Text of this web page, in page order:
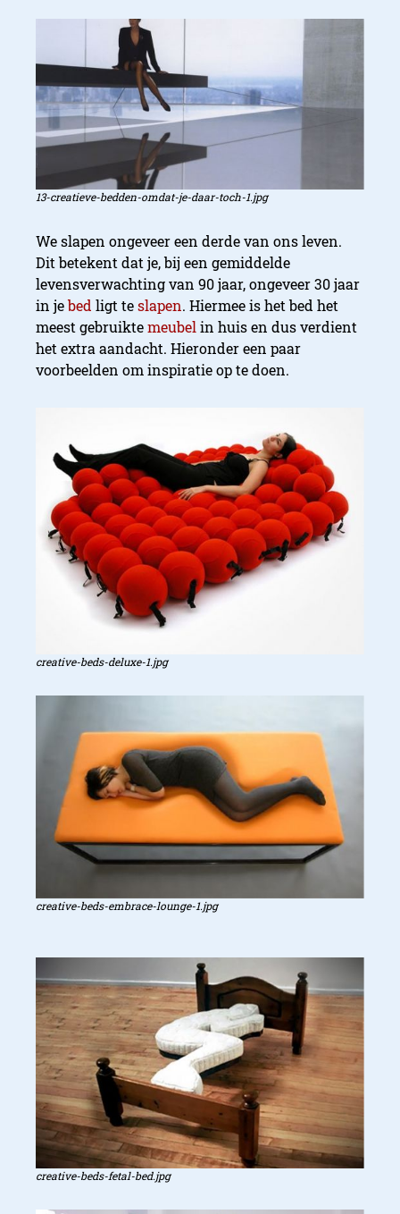
13-creatieve-bedden-omdat-je-daar-toch-1.jpg
We slapen ongeveer een derde van ons leven.
Dit betekent dat je, bij een gemiddelde
levensverwachting van 90 jaar, ongeveer 30 jaar
in jebed ligt teslapen. Hiermee is het bed het
meest gebruiktemeubel in huis en dus verdient
het extra aandacht. Hieronder een paar
voorbeelden om inspiratie op te doen.
creative-beds-deluxe-1.jpg
creative-beds-embrace-lounge-1.jpg
creative-beds-fetal-bed.jpg